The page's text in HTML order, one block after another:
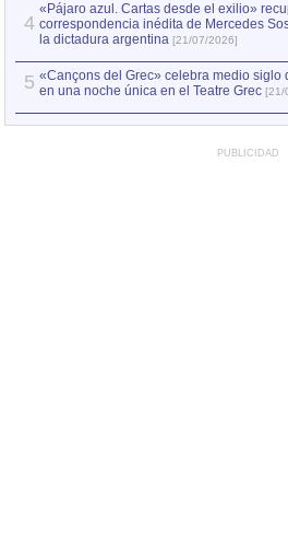
4
«Pájaro azul. Cartas desde el exilio»
correspondencia inédita de Mercedes
la dictadura argentina [21/07/2026]
5 «Cançons del Grec» celebra medio siglo
en una noche única en el Teatre Grec [21/
PUBLICIDAD